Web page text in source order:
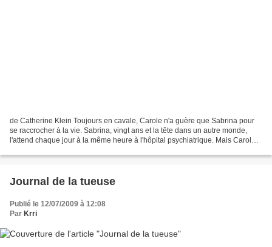
de Catherine Klein Toujours en cavale, Carole n'a guère que Sabrina pour
se raccrocher à la vie. Sabrina, vingt ans et la tête dans un autre monde,
l'attend chaque jour à la même heure à l'hôpital psychiatrique. Mais Carole
Journal de la tueuse
Publié le 12/07/2009 à 12:08
Par Krri